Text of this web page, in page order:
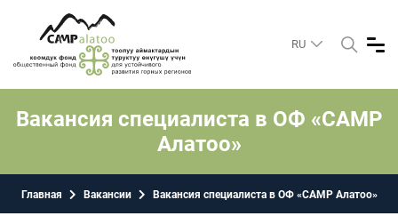
RU
Вакансия специалиста в ОФ «САМР
Алатоо»
Главная Вакансии Вакансия специалиста в ОФ «САМР Алатоо»